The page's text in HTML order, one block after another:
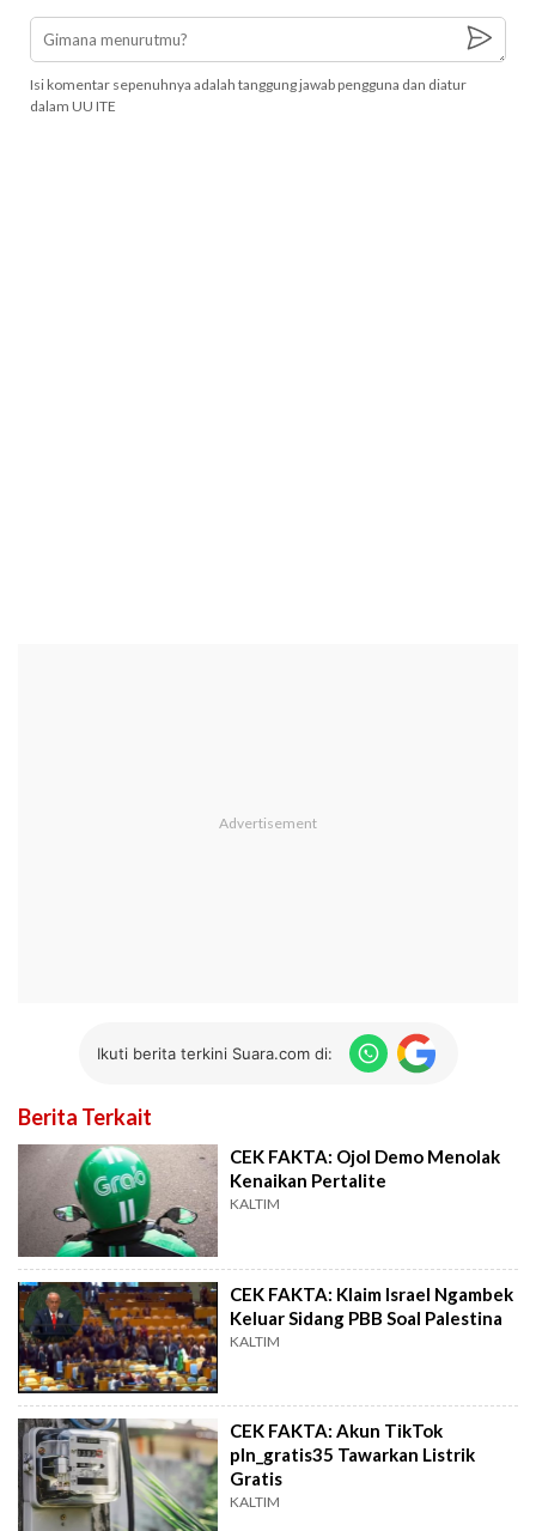
Isi komentar sepenuhnya adalah tanggung jawab pengguna dan diatur
dalam UU ITE
Ikuti berita terkini Suara.com di:
Berita Terkait
CEK FAKTA: Ojol Demo Menolak
Kenaikan Pertalite
KALTIM
CEK FAKTA: Klaim Israel Ngambek
Keluar Sidang PBB Soal Palestina
KALTIM
CEK FAKTA: Akun TikTok
pln_gratis35 Tawarkan Listrik
Gratis
KALTIM